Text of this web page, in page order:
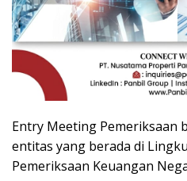
Entry Meeting Pemeriksaan
entitas yang berada di
Pemeriksaan Keuangan